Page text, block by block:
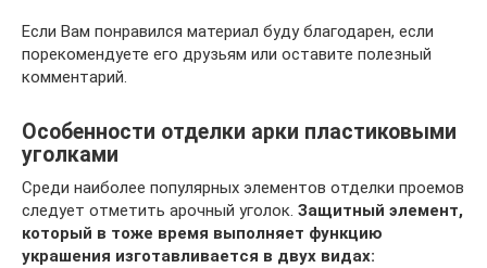
Если Вам понравился материал буду благодарен, если
порекомендуете его друзьям или оставите полезный
комментарий.
Особенности отделки арки пластиковыми
уголками
Среди наиболее популярных элементов отделки проемов
следует отметить арочный уголок. Защитный элемент,
который в тоже время выполняет функцию
украшения изготавливается в двух видах: